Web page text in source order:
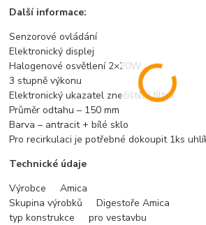
Další informace:
Senzorové ovládání
Elektronický displej
Halogenové osvětlení 2×20W
3 stupně výkonu
Elektronický ukazatel znečištění filtrů
Průměr odtahu – 150 mm
Barva – antracit + bílé sklo
Pro recirkulaci je potřebné dokoupit 1ks
Technické údaje
Výrobce Amica
Skupina výrobků Digestoře Amica
typ konstrukce pro vestavbu